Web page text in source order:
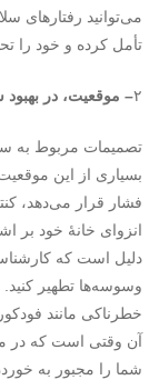
می‌توانید رفتارهای
تأمل کرده و خود را
۲– موقعیت، در
تصمیمات مربوط به
بسیاری از این
فشار قرار می‌دهد،
انزوای خانۀ خود بر
دلیل است که
وسوسه‌ها تطهیر کنید.
خطرناکی مانند
آن وقتی است که در
شما را مجبور به